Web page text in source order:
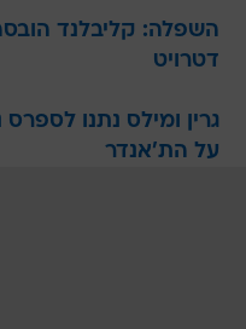
דטרויט
גרין ומילס נתנו לספרס
על הת'אנדר